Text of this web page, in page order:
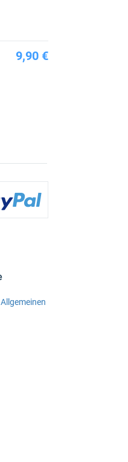
9,90 €
Allgemeinen